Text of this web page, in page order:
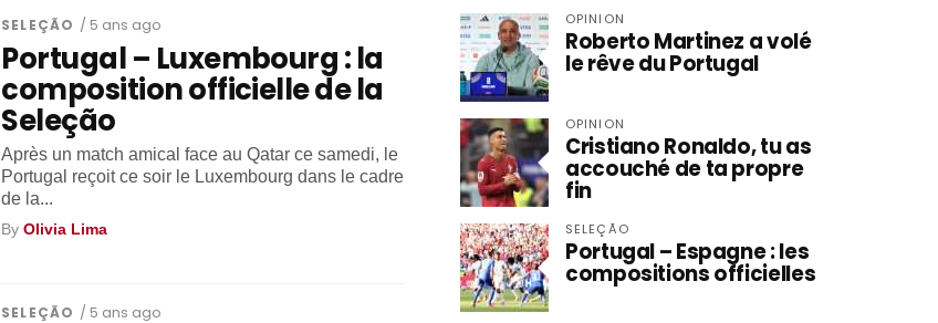
SELEÇÃO / 5 ans ago
Portugal – Luxembourg : la
composition officielle de la
Seleção
Après un match amical face au Qatar ce samedi, le
Portugal reçoit ce soir le Luxembourg dans le cadre
de la...
ByOlivia Lima
SELEÇÃO / 5 ans ago
OPINION
Roberto Martinez a volé
le rêve du Portugal
OPINION
Cristiano Ronaldo, tu as
accouché de ta propre
fin
SELEÇÃO
Portugal – Espagne : les
compositions officielles